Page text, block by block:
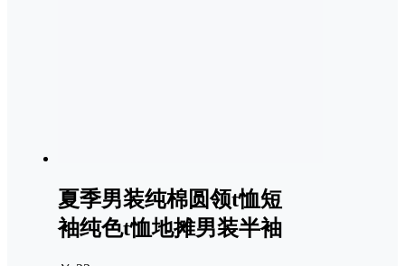
夏季男装纯棉圆领t恤短
袖纯色t恤地摊男装半袖